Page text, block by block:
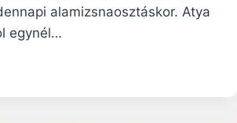
alamizsnaosztáskor. Atya
egynél…